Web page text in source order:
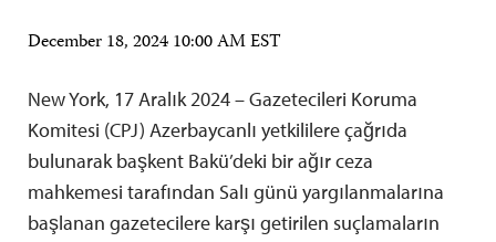
December 18, 2024 10:00 AM EST
New York, 17 Aralık 2024 – Gazetecileri Koruma
Komitesi (CPJ) Azerbaycanlı yetkililere çağrıda
bulunarak başkent Bakü’deki bir ağır ceza
mahkemesi tarafından Salı günü yargılanmalarına
başlanan gazetecilere karşı getirilen suçlamaların